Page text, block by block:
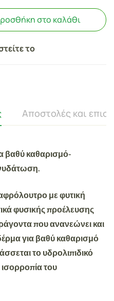
στο καλάθι
το
Αποστολές και
βαθύ καθαρισμό-
με φυτική
φυσικής προέλευσης
που ανανεώνει και
για βαθύ καθαρισμό
το υδρολιπιδικό
ισορροπία του